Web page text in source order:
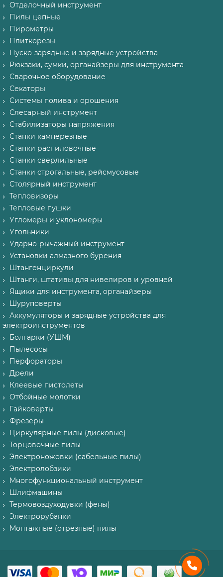
Отделочный инструмент
Пилы цепные
Пирометры
Плиткорезы
Пуско-зарядные и зарядные устройства
Рюкзаки, сумки, органайзеры для инструмента
Сварочное оборудование
Секаторы
Системы полива и орошения
Слесарный инструмент
Стабилизаторы напряжения
Станки камнерезные
Станки распиловочные
Станки сверлильные
Станки строгальные, рейсмусовые
Столярный инструмент
Тепловизоры
Тепловые пушки
Угломеры и уклономеры
Угольники
Ударно-рычажный инструмент
Установки алмазного бурения
Штангенциркули
Штанги, штативы для нивелиров и уровней
Ящики для инструмента, органайзеры
Шуруповерты
Аккумуляторы и зарядные устройства для
электроинструментов
Болгарки (УШМ)
Пылесосы
Перфораторы
Дрели
Клеевые пистолеты
Отбойные молотки
Гайковерты
Фрезеры
Циркулярные пилы (дисковые)
Торцовочные пилы
Электроножовки (сабельные пилы)
Электролобзики
Многофункциональный инструмент
Шлифмашины
Термовоздуходувки (фены)
Электрорубанки
Монтажные (отрезные) пилы